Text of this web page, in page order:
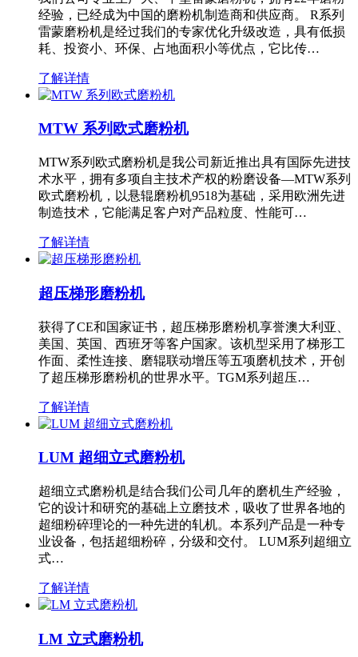
经验，已经成为中国的磨粉机制造商和供应商。 R系列
雷蒙磨粉机是经过我们的专家优化升级改造，具有低损
耗、投资小、环保、占地面积小等优点，它比传…
了解详情
MTW 系列欧式磨粉机
MTW系列欧式磨粉机是我公司新近推出具有国际先进技
术水平，拥有多项自主技术产权的粉磨设备—MTW系列
欧式磨粉机，以悬辊磨粉机9518为基础，采用欧洲先进
制造技术，它能满足客户对产品粒度、性能可…
了解详情
超压梯形磨粉机
获得了CE和国家证书，超压梯形磨粉机享誉澳大利亚、
美国、英国、西班牙等客户国家。该机型采用了梯形工
作面、柔性连接、磨辊联动增压等五项磨机技术，开创
了超压梯形磨粉机的世界水平。TGM系列超压…
了解详情
LUM 超细立式磨粉机
超细立式磨粉机是结合我们公司几年的磨机生产经验，
它的设计和研究的基础上立磨技术，吸收了世界各地的
超细粉碎理论的一种先进的轧机。本系列产品是一种专
业设备，包括超细粉碎，分级和交付。 LUM系列超细立
式…
了解详情
LM 立式磨粉机